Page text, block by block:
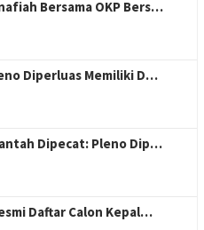
Bersama OKP Bers…
Diperluas Memiliki D…
Dipecat: Pleno Dip…
Daftar Calon Kepal…